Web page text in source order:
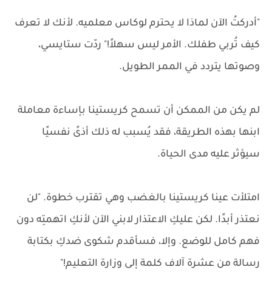
"أدركتُ الآن لماذا لا يحترم لوكاس معلميه. لأنك لا تعرف
كيف تُربي طفلك. الأمر ليس سهلاً!" ردّت ستايسي،
وصوتها يتردد في الممر الطويل.
لم يكن من الممكن أن تسمح كريستينا بإساءة معاملة
ابنها بهذه الطريقة، فقد يُسبب له ذلك أذىً نفسيًا
سيؤثر عليه مدى الحياة.
امتلأت عينا كريستينا بالغضب وهي تقترب خطوة. "لن
نعتذر أبدًا. لكن عليكِ الاعتذار لابني الآن لأنكِ اتهمتِه دون
فهم كامل للوضع. وإلا، فسأقدم شكوى ضدكِ بكتابة
رسالة من عشرة آلاف كلمة إلى وزارة التعليم!"